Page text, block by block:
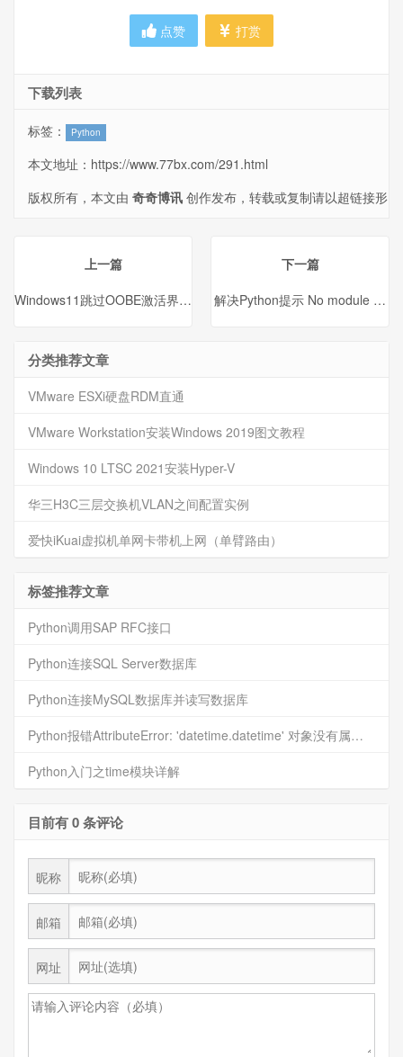
点赞 打赏
下载列表
标签： Python
本文地址： https://www.77bx.com/291.html
版权所有，本文由 奇奇博讯 创作发布，转载或复制请以超链接形
上一篇
Windows11跳过OOBE激活界面强制联网
下一篇
解决Python提示 No module
分类推荐文章
VMware ESXi硬盘RDM直通
VMware Workstation安装Windows 2019图文教程
Windows 10 LTSC 2021安装Hyper-V
华三H3C三层交换机VLAN之间配置实例
爱快iKuai虚拟机单网卡带机上网（单臂路由）
标签推荐文章
Python调用SAP RFC接口
Python连接SQL Server数据库
Python连接MySQL数据库并读写数据库
Python报错AttributeError: 'datetime.datetime' 对象没有属性 'timestamp'
Python入门之time模块详解
目前有 0 条评论
昵称
邮箱
网址